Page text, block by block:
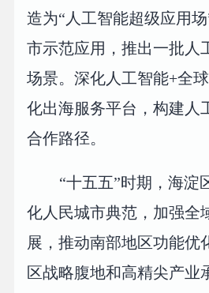
造为“人工智能超级应用
市示范应用，推出一批人
场景。深化人工智能+全
化出海服务平台，构建人
合作路径。
“十五五”时期，海淀
化人民城市典范，加强全
展，推动南部地区功能优
区战略腹地和高精尖产业